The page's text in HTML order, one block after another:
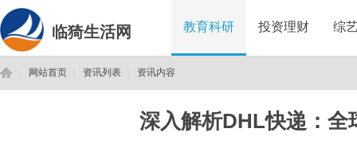
临猗生活网 教育科研 投资理财 综
网站首页 资讯列表 资讯内容
深入解析DHL快递：全